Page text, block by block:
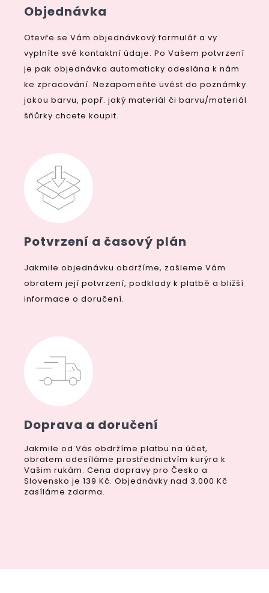
Objednávka
Otevře se Vám objednávkový formulář a vy
vyplníte své kontaktní údaje. Po Vašem potvrzení
je pak objednávka automaticky odeslána k nám
ke zpracování. Nezapomeňte uvést do poznámky
jakou barvu, popř. jaký materiál či barvu/materiál
šňůrky chcete koupit.
Potvrzení a časový plán
Jakmile objednávku obdržíme, zašleme Vám
obratem její potvrzení, podklady k platbě a bližší
informace o doručení.
Doprava a doručení
Jakmile od Vás obdržíme platbu na účet,
obratem odesíláme prostřednictvím kurýra k
Vašim rukám. Cena dopravy pro Česko a
Slovensko je 139 Kč. Objednávky nad 3.000 Kč
zasíláme zdarma.